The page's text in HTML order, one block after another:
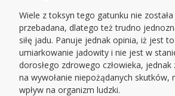
Wiele z toksyn tego gatunku nie została
przebadana, dlatego też trudno
siłę jadu. Panuje jednak opinia, iż jest
umiarkowanie jadowity i nie jest w
dorosłego zdrowego człowieka,
na wywołanie niepożądanych skutków,
wpływ na organizm ludzki.